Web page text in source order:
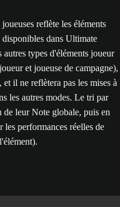
reflète les éléments
dans Ultimate
types d'éléments joueur
et joueuse de campagne),
il ne reflètera pas les mises à
les autres modes. Le tri par
de leur Note globale, puis en
les performances réelles de